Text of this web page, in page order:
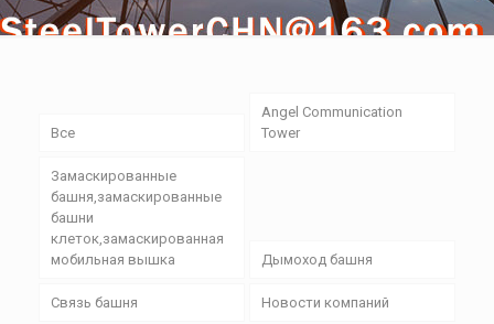
Все
Angel Communication
Tower
Замаскированные
башня,замаскированные
башни
клеток,замаскированная
мобильная вышка
Дымоход башня
Связь башня Новости компаний